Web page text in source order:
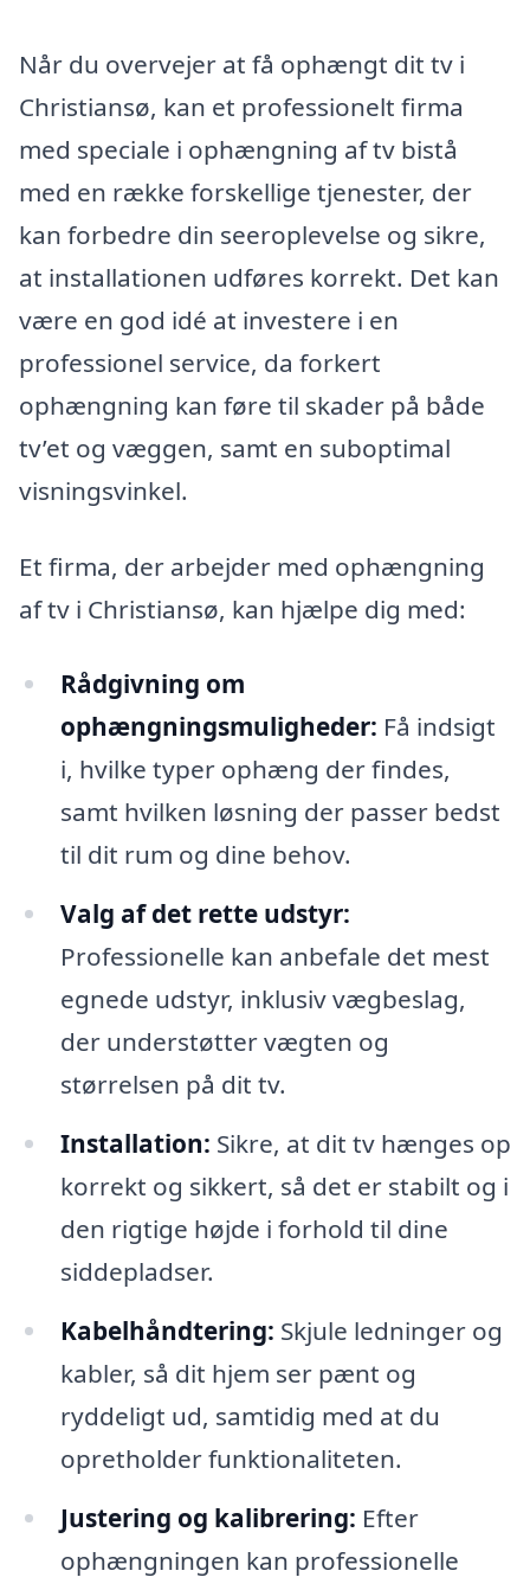
Når du overvejer at få ophængt dit tv i
Christiansø, kan et professionelt firma
med speciale i ophængning af tv bistå
med en række forskellige tjenester, der
kan forbedre din seeroplevelse og sikre,
at installationen udføres korrekt. Det kan
være en god idé at investere i en
professionel service, da forkert
ophængning kan føre til skader på både
tv’et og væggen, samt en suboptimal
visningsvinkel.
Et firma, der arbejder med ophængning
af tv i Christiansø, kan hjælpe dig med:
Rådgivning om
ophængningsmuligheder: Få indsigt
i, hvilke typer ophæng der findes,
samt hvilken løsning der passer bedst
til dit rum og dine behov.
Valg af det rette udstyr:
Professionelle kan anbefale det mest
egnede udstyr, inklusiv vægbeslag,
der understøtter vægten og
størrelsen på dit tv.
Installation: Sikre, at dit tv hænges op
korrekt og sikkert, så det er stabilt og i
den rigtige højde i forhold til dine
siddepladser.
Kabelhåndtering: Skjule ledninger og
kabler, så dit hjem ser pænt og
ryddeligt ud, samtidig med at du
opretholder funktionaliteten.
Justering og kalibrering: Efter
ophængningen kan professionelle